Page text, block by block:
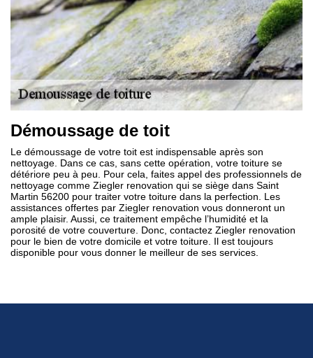
Démoussage de toit
Le démoussage de votre toit est indispensable après son
nettoyage. Dans ce cas, sans cette opération, votre toiture se
détériore peu à peu. Pour cela, faites appel des professionnels de
nettoyage comme Ziegler renovation qui se siège dans Saint
Martin 56200 pour traiter votre toiture dans la perfection. Les
assistances offertes par Ziegler renovation vous donneront un
ample plaisir. Aussi, ce traitement empêche l’humidité et la
porosité de votre couverture. Donc, contactez Ziegler renovation
pour le bien de votre domicile et votre toiture. Il est toujours
disponible pour vous donner le meilleur de ses services.